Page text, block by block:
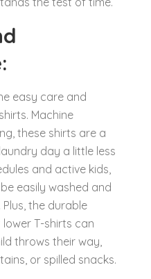
easy care and
Machine
these shirts are a
day a little less
and active kids,
easily washed and
the durable
T-shirts can
throws their way,
or spilled snacks.